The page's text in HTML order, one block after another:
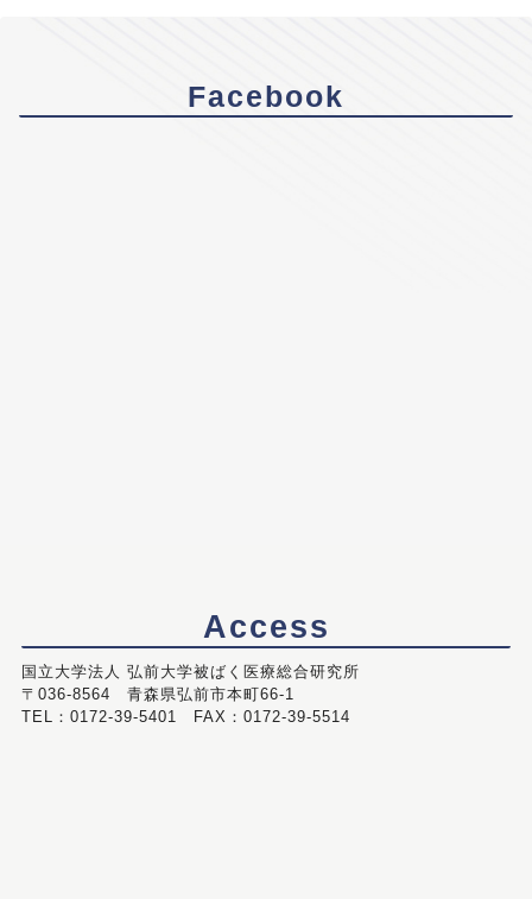
Facebook
Access
国立大学法人 弘前大学被ばく医療総合研究所
〒036-8564 青森県弘前市本町66-1
TEL：0172-39-5401 FAX：0172-39-5514